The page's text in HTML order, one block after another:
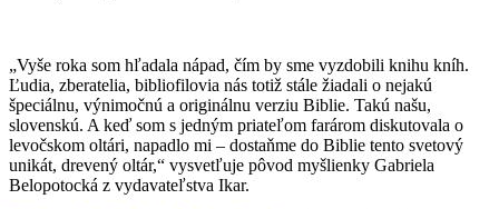
„Vyše roka som hľadala nápad, čím by sme vyzdobili knihu kníh.
Ľudia, zberatelia, bibliofilovia nás totiž stále žiadali o nejakú
špeciálnu, výnimočnú a originálnu verziu Biblie. Takú našu,
slovenskú. A keď som s jedným priateľom farárom diskutovala o
levočskom oltári, napadlo mi – dostaňme do Biblie tento svetový
unikát, drevený oltár,“ vysvetľuje pôvod myšlienky Gabriela
Belopotocká z vydavateľstva Ikar.